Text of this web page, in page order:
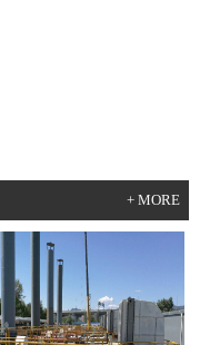
+ MORE